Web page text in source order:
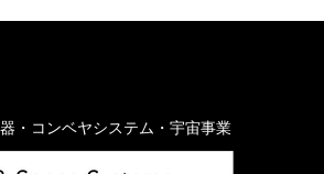
・コンベヤシステム・宇宙事業